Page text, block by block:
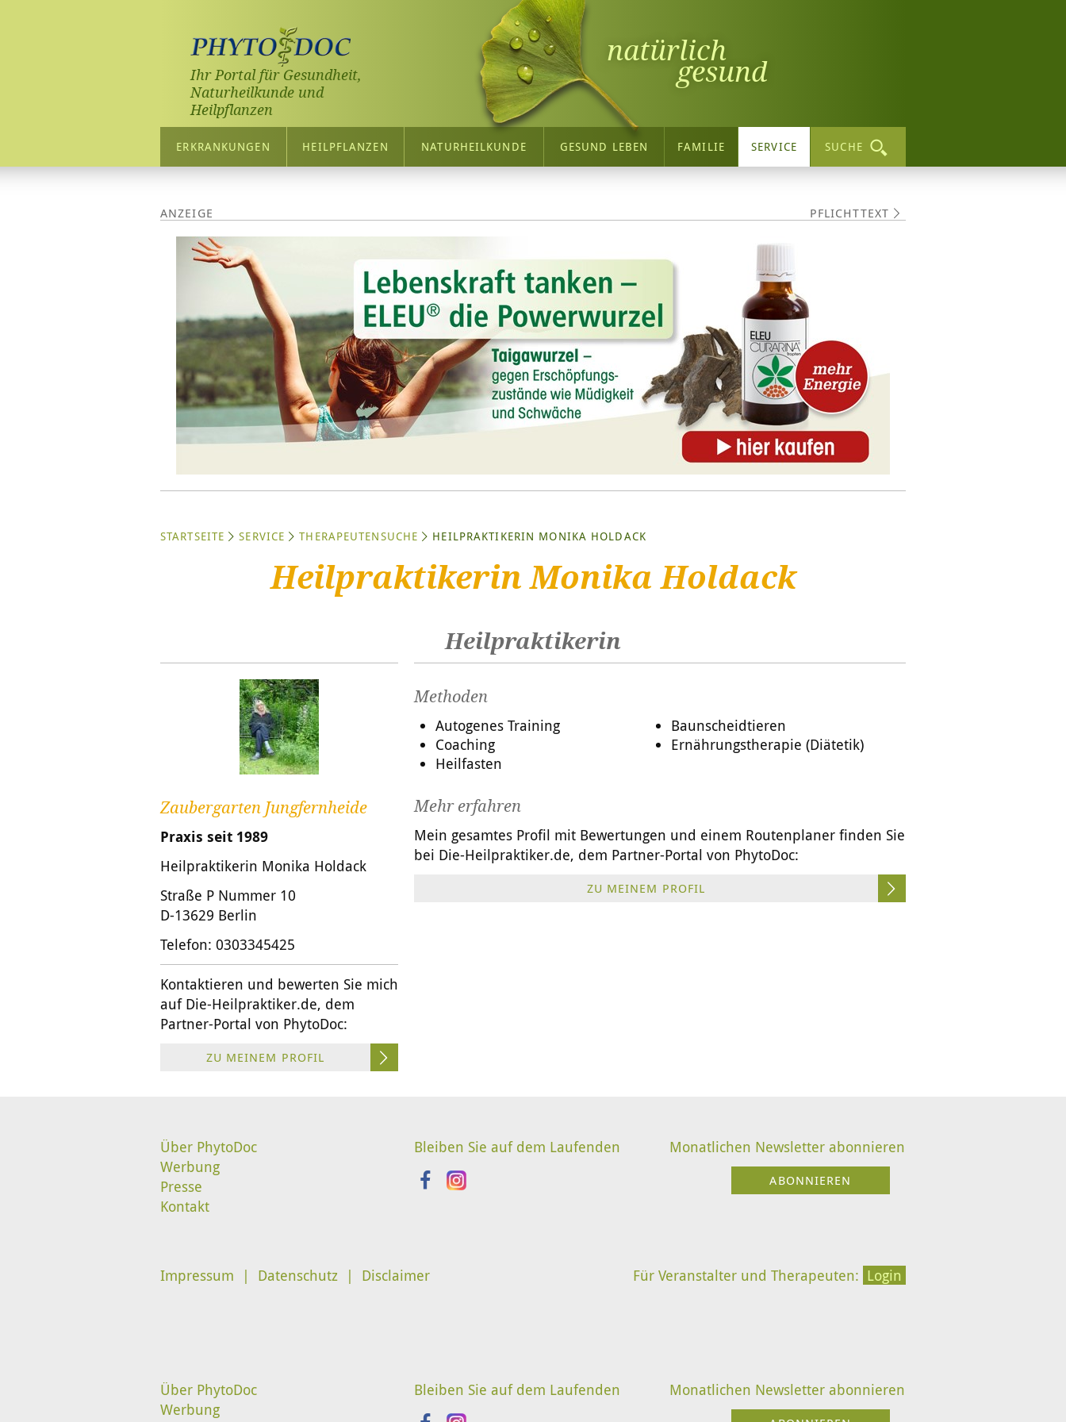
Ihr Portal für Gesundheit,
Naturheilkunde und
Heilpflanzen
natürlich
gesund
ERKRANKUNGEN HEILPFLANZEN NATURHEILKUNDE GESUND LEBEN FAMILIE SERVICE SUCHE
PFLICHTTEXT
STARTSEITE SERVICE THERAPEUTENSUCHE HEILPRAKTIKERIN MONIKA HOLDACK
Heilpraktikerin Monika Holdack
Heilpraktikerin
Zaubergarten Jungfernheide
Praxis seit 1989
Heilpraktikerin Monika Holdack
Straße P Nummer 10
D-13629 Berlin
Telefon: 0303345425
Kontaktieren und bewerten Sie mich
auf Die-Heilpraktiker.de, dem
Partner-Portal von PhytoDoc:
ZU MEINEM PROFIL
Methoden
Autogenes Training
Baunscheidtieren
Coaching
Ernährungstherapie (Diätetik)
Heilfasten
Mehr erfahren
Mein gesamtes Profil mit Bewertungen und einem Routenplaner finden Sie
bei Die-Heilpraktiker.de, dem Partner-Portal von PhytoDoc:
ZU MEINEM PROFIL
Über PhytoDoc
Werbung
Presse
Kontakt
Bleiben Sie auf dem Laufenden Monatlichen Newsletter abonnieren
Impressum Datenschutz Disclaimer Für Veranstalter und Therapeuten: Login
Über PhytoDoc
Werbung
Bleiben Sie auf dem Laufenden Monatlichen Newsletter abonnieren